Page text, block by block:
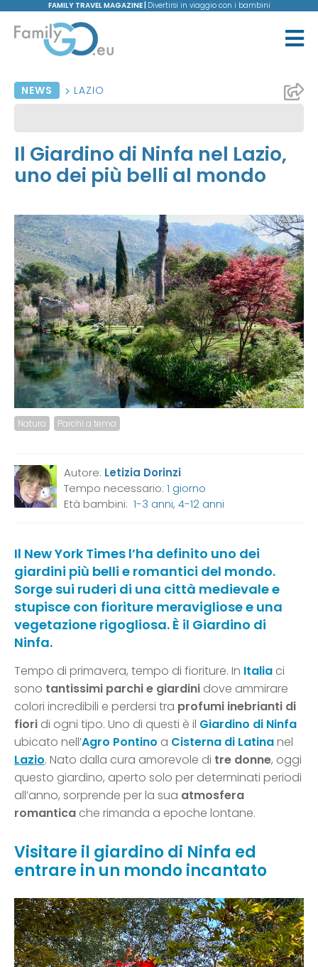
FAMILY TRAVEL MAGAZINE | Divertirsi in viaggio con i bambini
NEWS LAZIO
Il Giardino di Ninfa nel Lazio,
uno dei più belli al mondo
Natura Parchi a tema
Autore: Letizia Dorinzi
Tempo necessario: 1 giorno
Età bambini: 1-3 anni, 4-12 anni
Il New York Times l’ha definito uno dei
giardini più belli e romantici del mondo.
Sorge sui ruderi di una città medievale e
stupisce con fioriture meravigliose e una
vegetazione rigogliosa. È il Giardino di
Ninfa.
Tempo di primavera, tempo di fioriture. In Italia ci
sono tantissimi parchie giardini dove ammirare
colori incredibili e perdersi tra profumi inebrianti di
fiori di ogni tipo. Uno di questi è il Giardino di Ninfa
ubicato nell’Agro Pontino a Cisterna di Latinanel
Lazio. Nato dalla cura amorevole di tre donne, oggi
questo giardino, aperto solo per determinati periodi
all’anno, sorprende per la sua atmosfera
romantica che rimanda a epoche lontane.
Visitare il giardino di Ninfa ed
entrare in un mondo incantato